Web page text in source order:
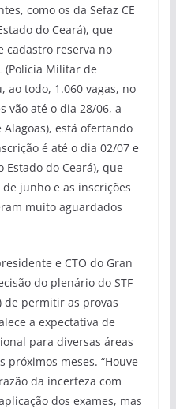
como os da Sefaz CE
do Ceará), que
cadastro reserva no
(Polícia Militar de
ao todo, 1.060 vagas, no
vão até o dia 28/06, a
Alagoas), está ofertando
é até o dia 02/07 e
Estado do Ceará), que
junho e as inscrições
muito aguardados
e CTO do Gran
do plenário do STF
de permitir as provas
a expectativa de
para diversas áreas
próximos meses. “Houve
da incerteza com
dos exames, mas